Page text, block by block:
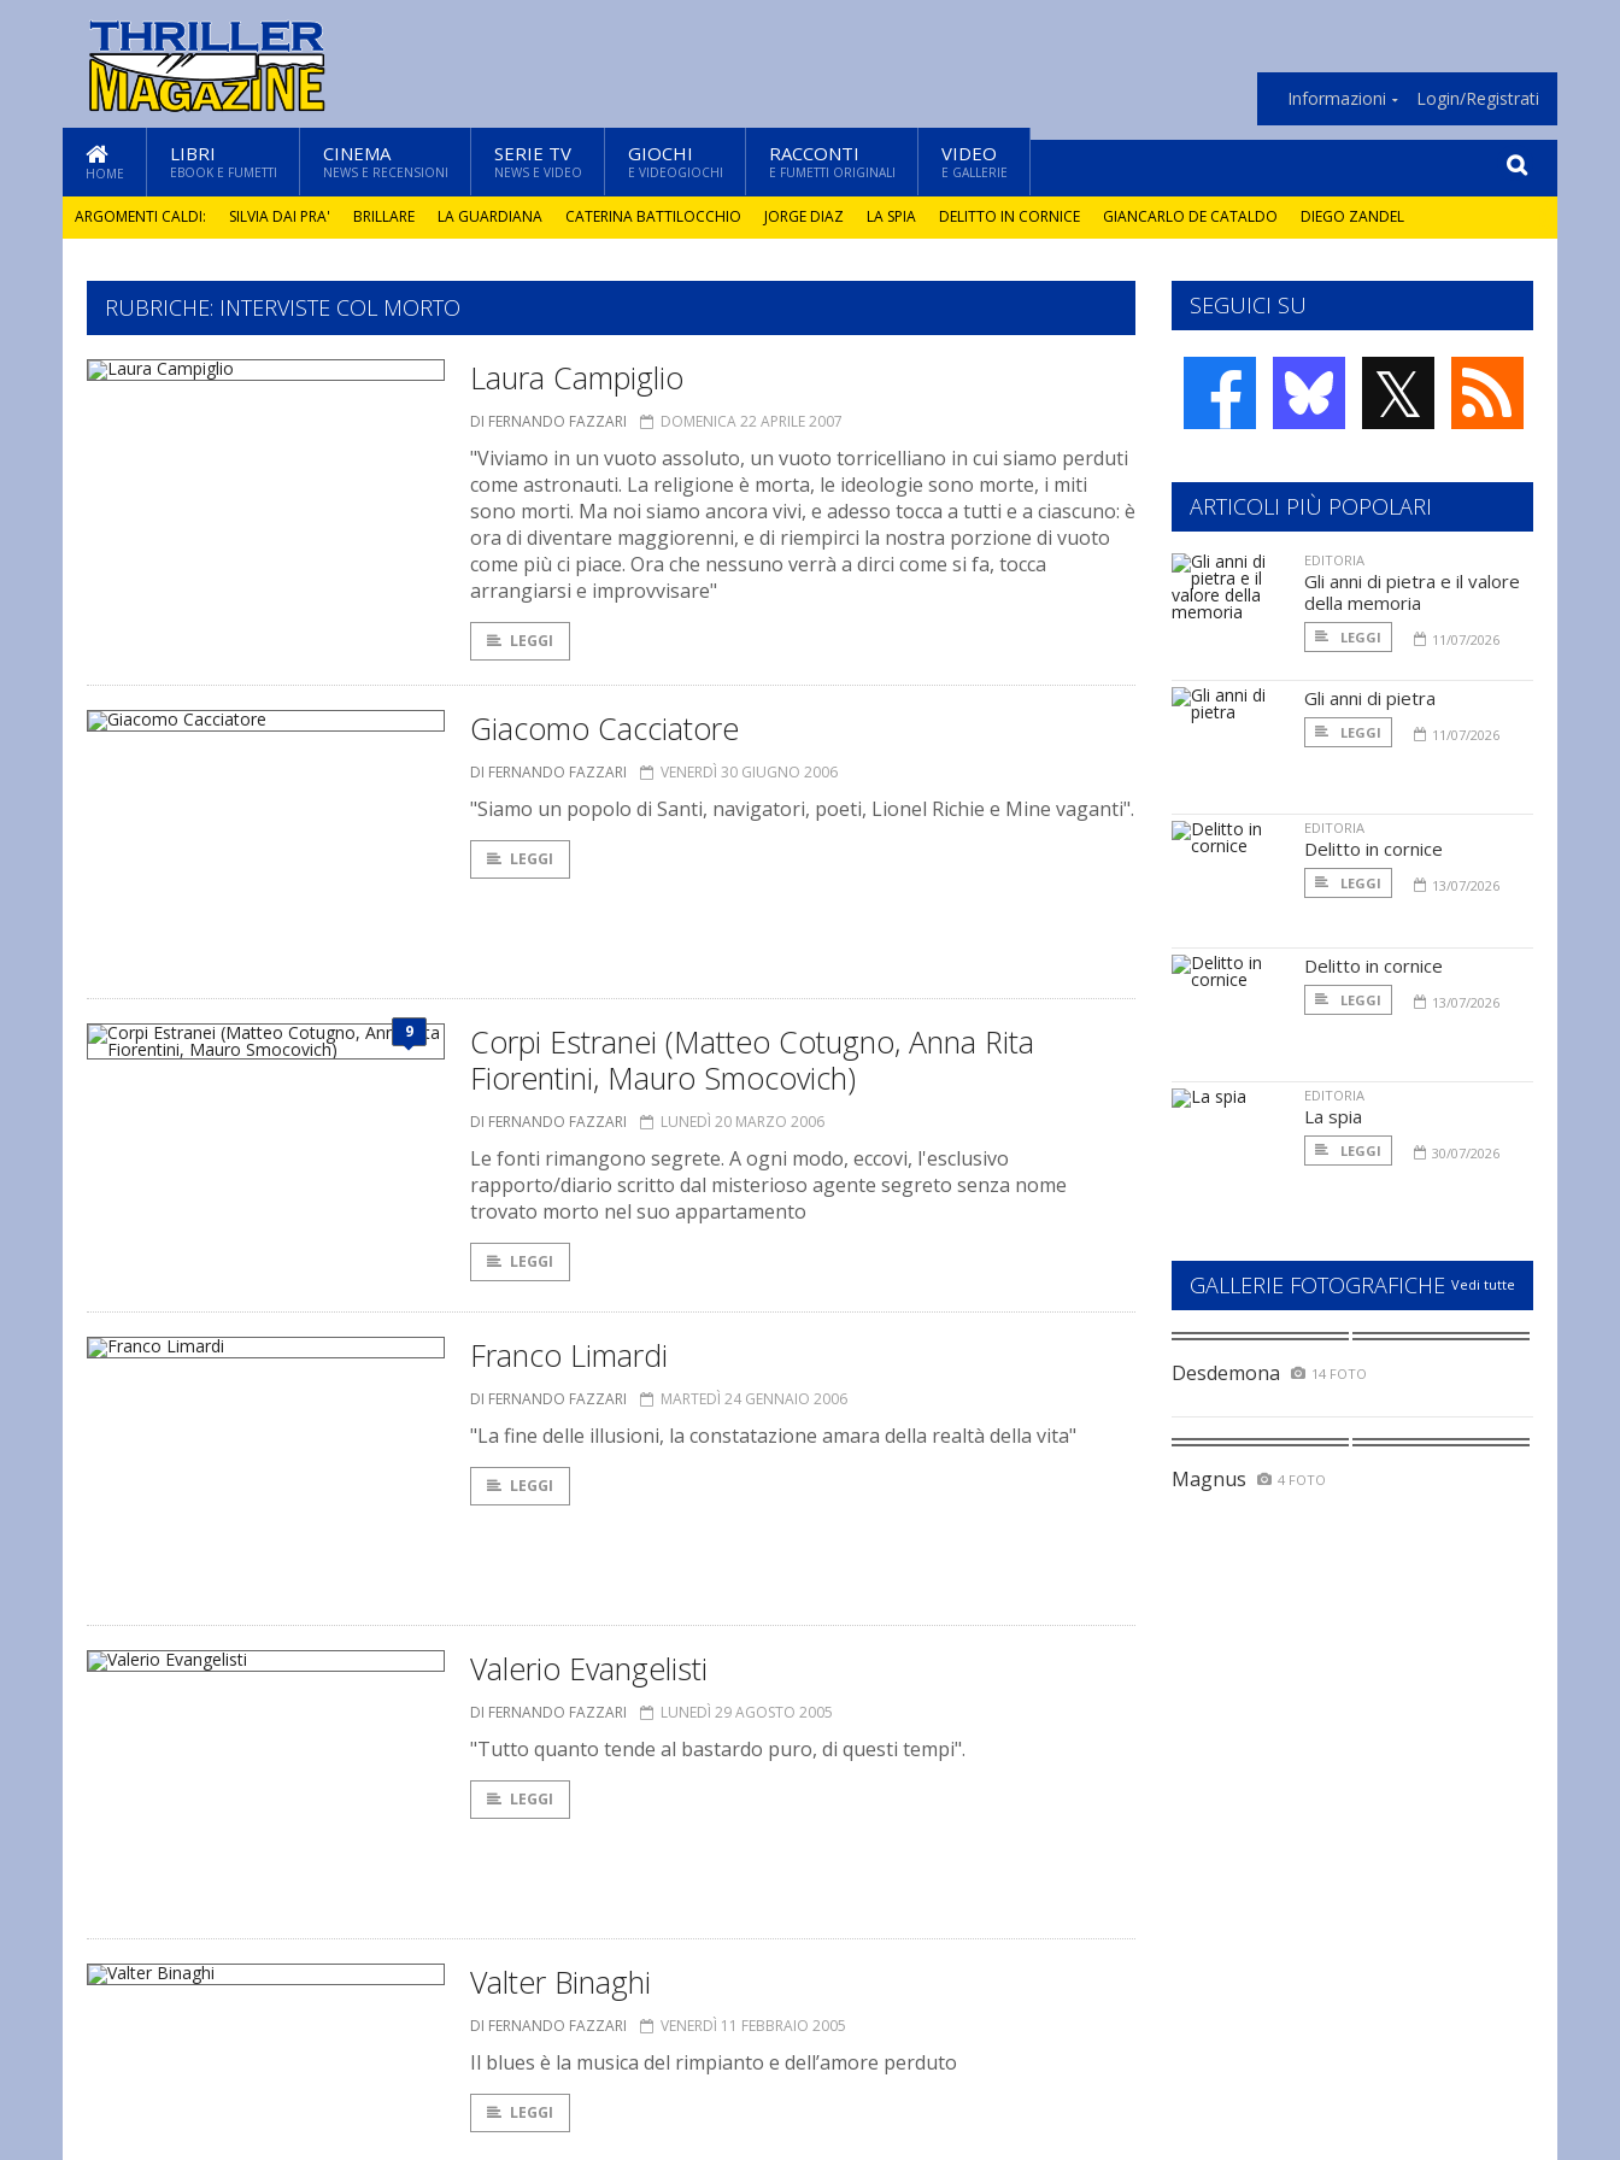
Informazioni Login/Registrati
HOME
LIBRI
EBOOK E FUMETTI
CINEMA
NEWS E RECENSIONI
SERIE TV
NEWS E VIDEO
GIOCHI
E VIDEOGIOCHI
RACCONTI
E FUMETTI ORIGINALI
VIDEO
E GALLERIE
ARGOMENTI CALDI: SILVIA DAI PRA' BRILLARE LA GUARDIANA CATERINA BATTILOCCHIO JORGE DIAZ LA SPIA DELITTO IN CORNICE GIANCARLO DE CATALDO DIEGO ZANDEL
RUBRICHE: INTERVISTE COL MORTO
Laura Campiglio
DI FERNANDO FAZZARI DOMENICA 22 APRILE 2007
"Viviamo in un vuoto assoluto, un vuoto torricelliano in cui siamo perduti
come astronauti. La religione è morta, le ideologie sono morte, i miti
sono morti. Ma noi siamo ancora vivi, e adesso tocca a tutti e a ciascuno: è
ora di diventare maggiorenni, e di riempirci la nostra porzione di vuoto
come più ci piace. Ora che nessuno verrà a dirci come si fa, tocca
arrangiarsi e improvvisare"
LEGGI
Giacomo Cacciatore
DI FERNANDO FAZZARI VENERDÌ 30 GIUGNO 2006
"Siamo un popolo di Santi, navigatori, poeti, Lionel Richie e Mine vaganti".
LEGGI
9
Corpi Estranei (Matteo Cotugno, Anna Rita
Fiorentini, Mauro Smocovich)
DI FERNANDO FAZZARI LUNEDÌ 20 MARZO 2006
Le fonti rimangono segrete. A ogni modo, eccovi, l'esclusivo
rapporto/diario scritto dal misterioso agente segreto senza nome
trovato morto nel suo appartamento
LEGGI
Franco Limardi
DI FERNANDO FAZZARI MARTEDÌ 24 GENNAIO 2006
"La fine delle illusioni, la constatazione amara della realtà della vita"
LEGGI
Valerio Evangelisti
DI FERNANDO FAZZARI LUNEDÌ 29 AGOSTO 2005
"Tutto quanto tende al bastardo puro, di questi tempi".
LEGGI
Valter Binaghi
DI FERNANDO FAZZARI VENERDÌ 11 FEBBRAIO 2005
Il blues è la musica del rimpianto e dell’amore perduto
LEGGI
SEGUICI SU
𝕏
ARTICOLI PIÙ POPOLARI
EDITORIA
Gli anni di pietra e il valore
della memoria
LEGGI 11/07/2026
Gli anni di pietra
LEGGI 11/07/2026
EDITORIA
Delitto in cornice
LEGGI 13/07/2026
Delitto in cornice
LEGGI 13/07/2026
EDITORIA
La spia
LEGGI 30/07/2026
GALLERIE FOTOGRAFICHE Vedi tutte
Desdemona 14 FOTO
Magnus 4 FOTO